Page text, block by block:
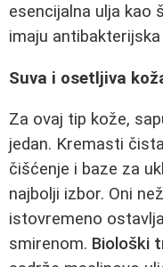
esencijalna ulja kao
imaju
Suva i osetljiva
Za ovaj tip kože,
jedan. Kremasti
čišćenje i baze za
najbolji izbor. Oni
istovremeno
smirenom. Biološki